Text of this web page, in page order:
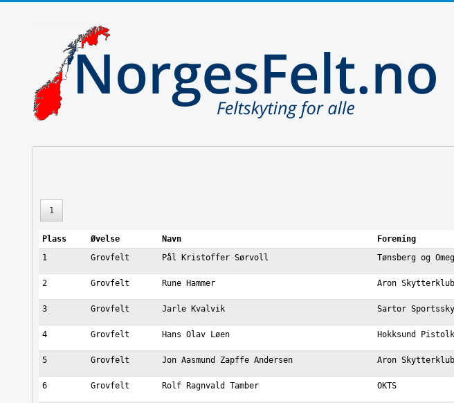
1
Plass Øvelse Navn Forening
1
Grovfelt Pål Kristoffer Sørvoll Tønsberg og
2 Grovfelt Rune Hammer Aron
3 Grovfelt Jarle Kvalvik Sartor
4 Grovfelt Hans Olav Løen Hokksund
5 Grovfelt Jon Aasmund Zapffe Andersen Aron
6 Grovfelt Rolf Ragnvald Tamber OKTS